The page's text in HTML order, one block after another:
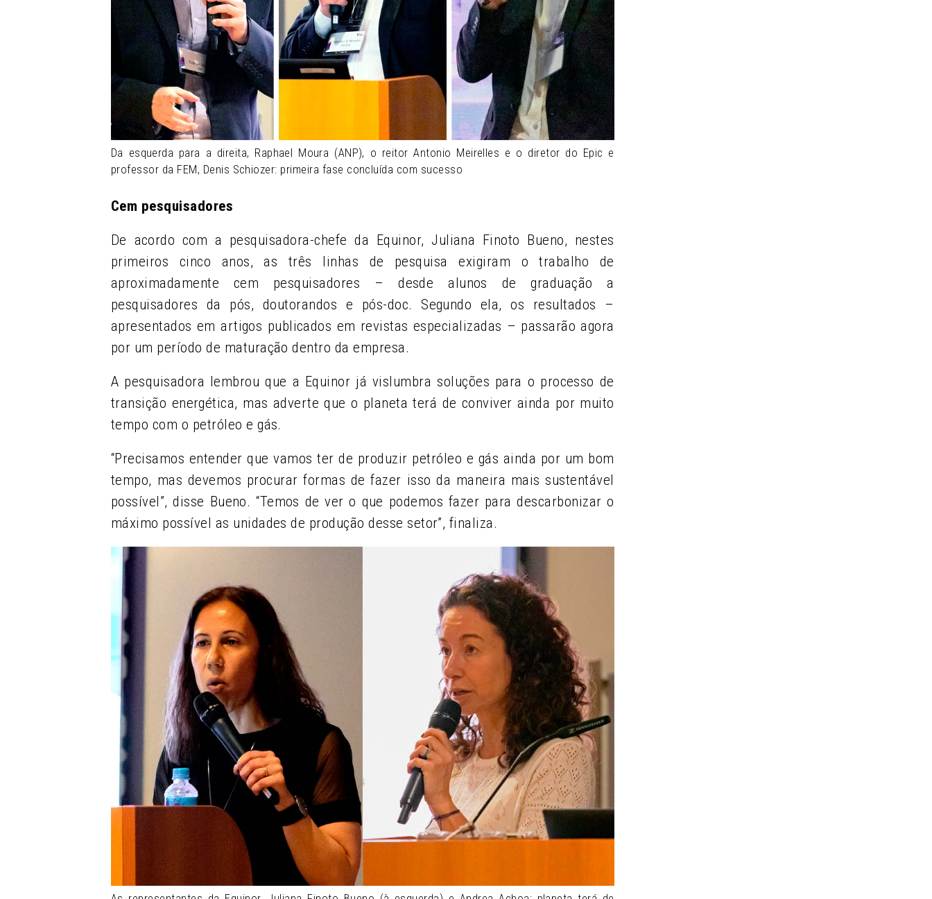
Da esquerda para a direita, Raphael Moura (ANP), o reitor Antonio Meirelles e o diretor do Epic e
professor da FEM, Denis Schiozer: primeira fase concluída com sucesso
Cem pesquisadores
De acordo com a pesquisadora-chefe da Equinor, Juliana Finoto Bueno, nestes
primeiros cinco anos, as três linhas de pesquisa exigiram o trabalho de
aproximadamente cem pesquisadores – desde alunos de graduação a
pesquisadores da pós, doutorandos e pós-doc. Segundo ela, os resultados –
apresentados em artigos publicados em revistas especializadas – passarão agora
por um período de maturação dentro da empresa.
A pesquisadora lembrou que a Equinor já vislumbra soluções para o processo de
transição energética, mas adverte que o planeta terá de conviver ainda por muito
tempo com o petróleo e gás.
“Precisamos entender que vamos ter de produzir petróleo e gás ainda por um bom
tempo, mas devemos procurar formas de fazer isso da maneira mais sustentável
possível”, disse Bueno. “Temos de ver o que podemos fazer para descarbonizar o
máximo possível as unidades de produção desse setor”, finaliza.